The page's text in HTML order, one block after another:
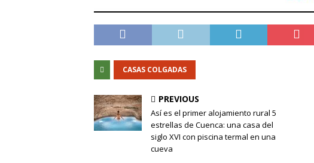
CASAS COLGADAS
PREVIOUS
Así es el primer alojamiento rural 5
estrellas de Cuenca: una casa del
siglo XVI con piscina termal en una
cueva